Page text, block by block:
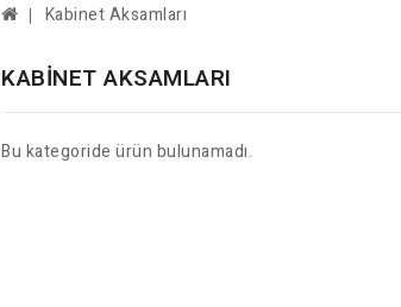
Kabinet Aksamları
KABINET AKSAMLARI
Bu kategoride ürün bulunamadı.